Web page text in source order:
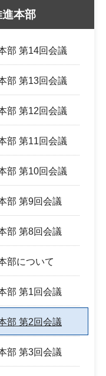
本部
部 第14回会議
部 第13回会議
部 第12回会議
部 第11回会議
部 第10回会議
部 第9回会議
部 第8回会議
部について
部 第1回会議
部 第2回会議
部 第3回会議